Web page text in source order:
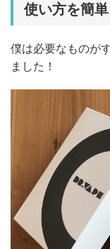
使い方を簡
僕は必要なものが
ました！